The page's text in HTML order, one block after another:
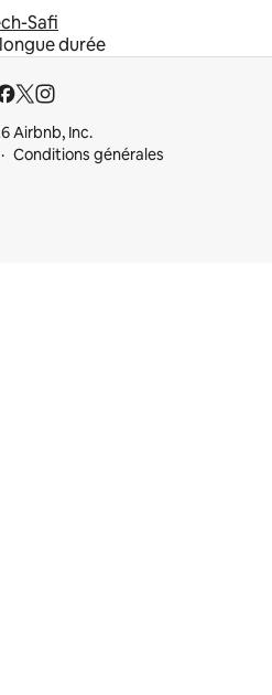
Safi
durée
Airbnb, Inc.
Conditions générales